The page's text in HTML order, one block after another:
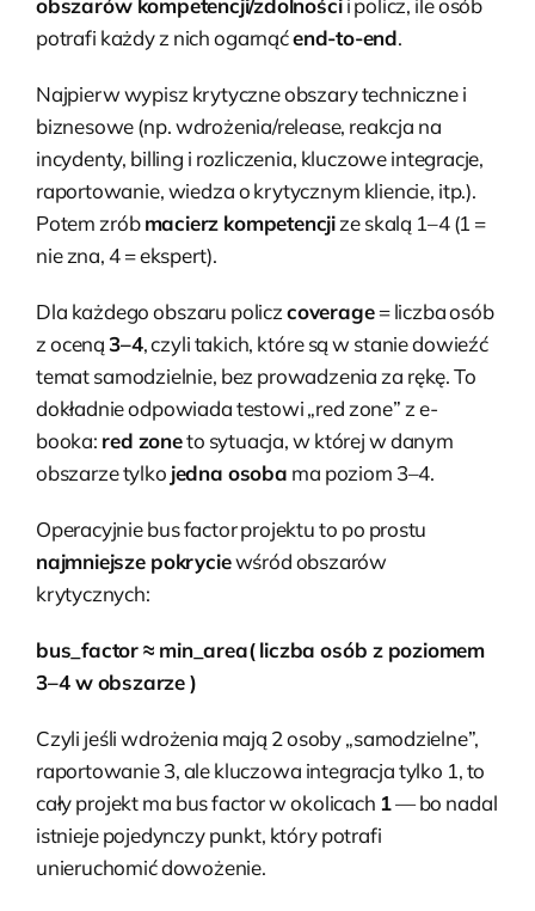
potrafi każdy z nich ogarnąćend-to-end.
Najpierw wypisz krytyczne obszary techniczne i
biznesowe (np. wdrożenia/release, reakcja na
incydenty, billing i rozliczenia, kluczowe integracje,
raportowanie, wiedza o krytycznym kliencie, itp.).
Potem zróbmacierz kompetencjize skalą 1–4 (1 =
nie zna, 4 = ekspert).
Dla każdego obszaru policzcoverage= liczba osób
z oceną3–4, czyli takich, które są w stanie dowieźć
temat samodzielnie, bez prowadzenia za rękę. To
dokładnie odpowiada testowi „red zone” z e-
booka: red zoneto sytuacja, w której w danym
obszarze tylko jedna osoba ma poziom 3–4.
Operacyjnie bus factor projektu to po prostu
najmniejsze pokryciewśród obszarów
krytycznych:
bus_factor ≈ min_area( liczba osób z poziomem
3–4 w obszarze )
Czyli jeśli wdrożenia mają 2 osoby „samodzielne”,
raportowanie 3, ale kluczowa integracja tylko 1, to
cały projekt ma bus factor w okolicach 1— bo nadal
istnieje pojedynczy punkt, który potrafi
unieruchomić dowożenie.